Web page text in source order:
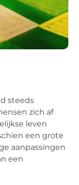
steeds
zich af
leven
een grote
aanpassingen
een